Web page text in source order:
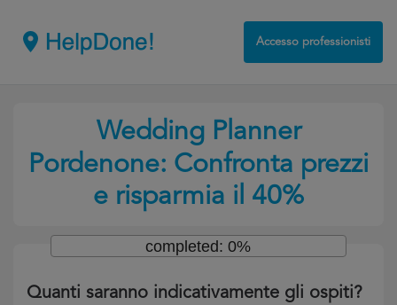
Accesso professionisti
Wedding Planner
Pordenone: Confronta prezzi
e risparmia il 40%
Quanti saranno indicativamente gli ospiti?
completed: 0%